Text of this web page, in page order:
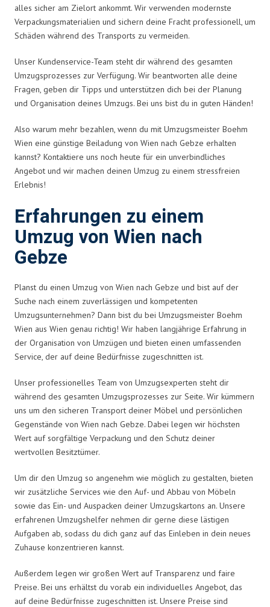
alles sicher am Zielort ankommt. Wir verwenden modernste
Verpackungsmaterialien und sichern deine Fracht professionell, um
Schäden während des Transports zu vermeiden.
Unser Kundenservice-Team steht dir während des gesamten
Umzugsprozesses zur Verfügung. Wir beantworten alle deine
Fragen, geben dir Tipps und unterstützen dich bei der Planung
und Organisation deines Umzugs. Bei uns bist du in guten Händen!
Also warum mehr bezahlen, wenn du mit Umzugsmeister Boehm
Wien eine günstige Beiladung von Wien nach Gebze erhalten
kannst? Kontaktiere uns noch heute für ein unverbindliches
Angebot und wir machen deinen Umzug zu einem stressfreien
Erlebnis!
Erfahrungen zu einem
Umzug von Wien nach
Gebze
Planst du einen Umzug von Wien nach Gebze und bist auf der
Suche nach einem zuverlässigen und kompetenten
Umzugsunternehmen? Dann bist du bei Umzugsmeister Boehm
Wien aus Wien genau richtig! Wir haben langjährige Erfahrung in
der Organisation von Umzügen und bieten einen umfassenden
Service, der auf deine Bedürfnisse zugeschnitten ist.
Unser professionelles Team von Umzugsexperten steht dir
während des gesamten Umzugsprozesses zur Seite. Wir kümmern
uns um den sicheren Transport deiner Möbel und persönlichen
Gegenstände von Wien nach Gebze. Dabei legen wir höchsten
Wert auf sorgfältige Verpackung und den Schutz deiner
wertvollen Besitztümer.
Um dir den Umzug so angenehm wie möglich zu gestalten, bieten
wir zusätzliche Services wie den Auf- und Abbau von Möbeln
sowie das Ein- und Auspacken deiner Umzugskartons an. Unsere
erfahrenen Umzugshelfer nehmen dir gerne diese lästigen
Aufgaben ab, sodass du dich ganz auf das Einleben in dein neues
Zuhause konzentrieren kannst.
Außerdem legen wir großen Wert auf Transparenz und faire
Preise. Bei uns erhältst du vorab ein individuelles Angebot, das
auf deine Bedürfnisse zugeschnitten ist. Unsere Preise sind